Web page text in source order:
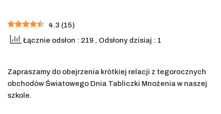
4.3 (15)
Łącznie odsłon : 219 , Odsłony dzisiaj : 1
Zapraszamy do obejrzenia krótkiej relacji z tegorocznych
obchodów Światowego Dnia Tabliczki Mnożenia w naszej
szkole.